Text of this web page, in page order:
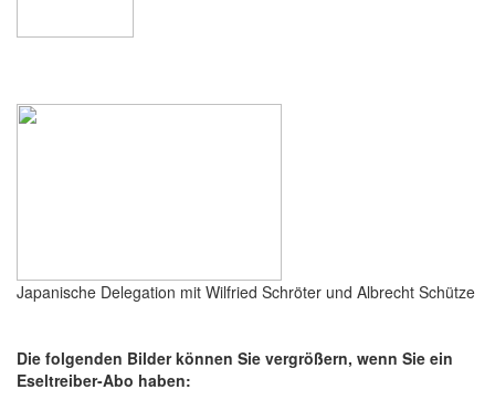
Japanische Delegation mit Wilfried Schröter und Albrecht Schütze
Die folgenden Bilder können Sie vergrößern, wenn Sie ein
Eseltreiber-Abo haben: